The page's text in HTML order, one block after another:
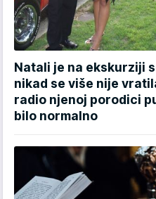
Natali je na ekskurziji
nikad se više nije
radio njenoj porodici
bilo normalno